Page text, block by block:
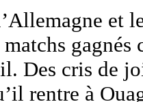
et
gagnés
Des cris de
rentre à